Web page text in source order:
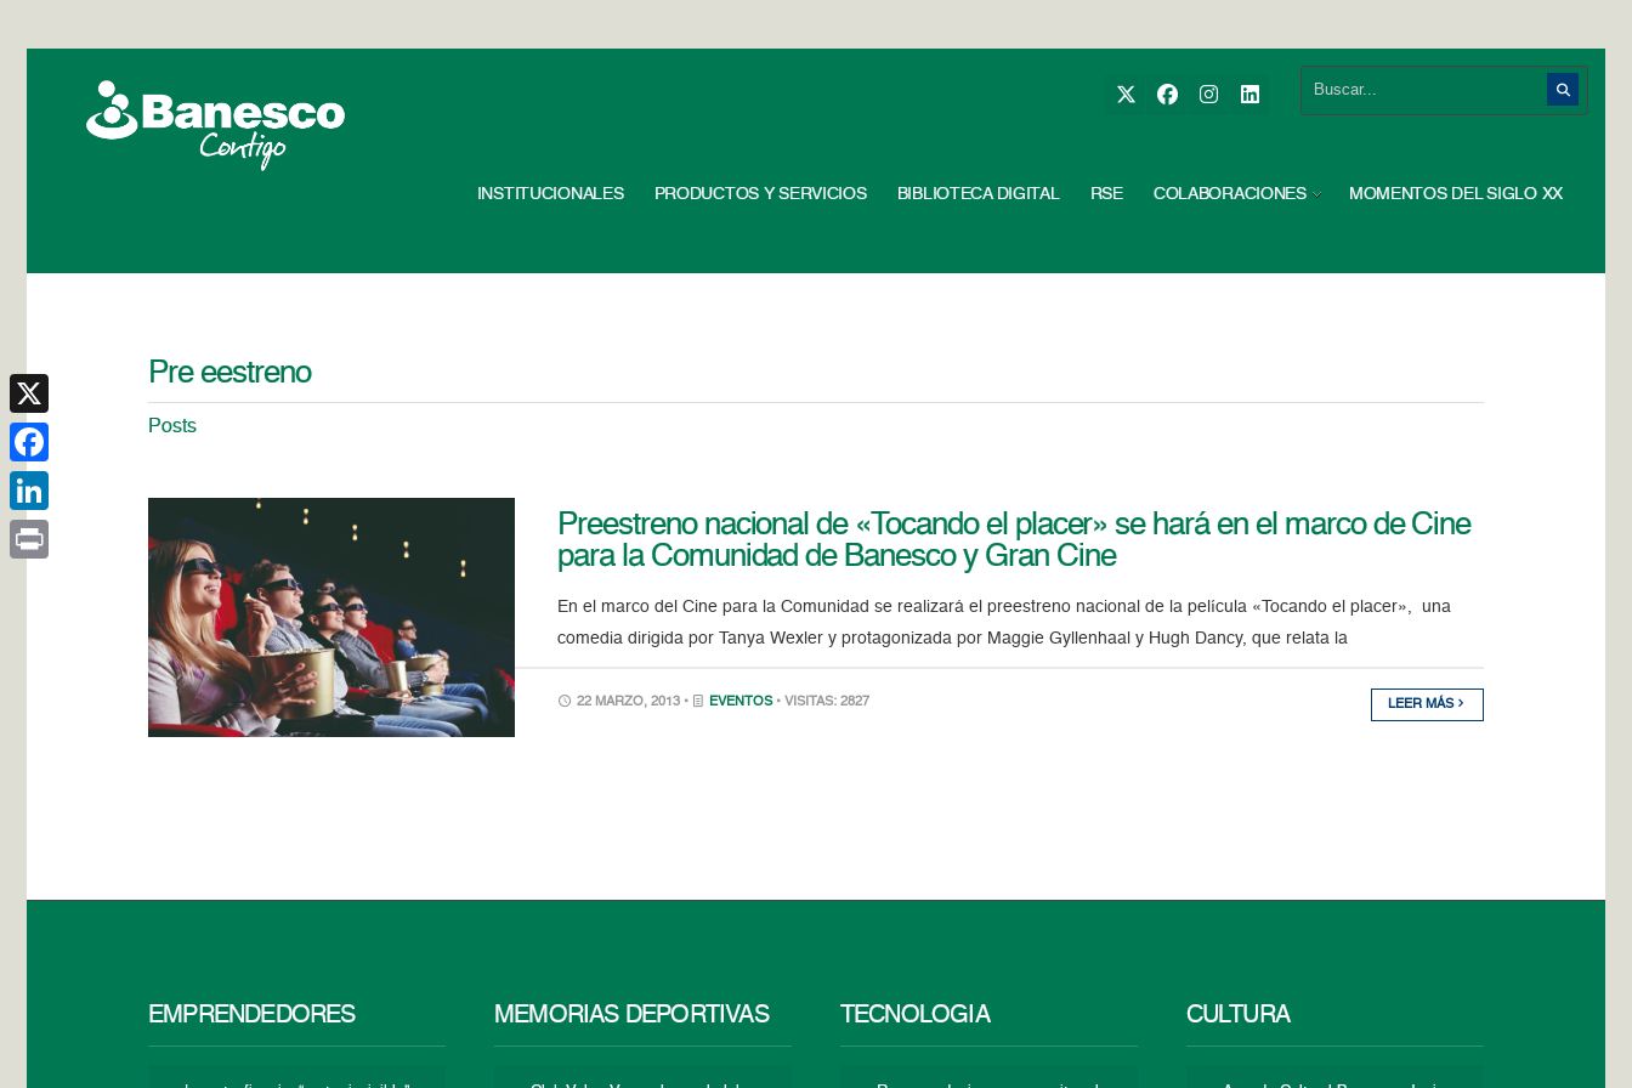
INSTITUCIONALES PRODUCTOS Y SERVICIOS BIBLIOTECA DIGITAL RSE COLABORACIONES MOMENTOS DEL SIGLO XX
Pre eestreno
Posts
Preestreno nacional de «Tocando el placer» se hará en el marco de Cine
para la Comunidad de Banesco y Gran Cine
En el marco del Cine para la Comunidad se realizará el preestreno nacional de la película «Tocando el placer», una
comedia dirigida por Tanya Wexler y protagonizada por Maggie Gyllenhaal y Hugh Dancy, que relata la
22 MARZO, 2013 • EVENTOS • VISITAS: 2827 LEER MÁS
EMPRENDEDORES MEMORIAS DEPORTIVAS TECNOLOGÍA CULTURA
X
Facebook
LinkedIn